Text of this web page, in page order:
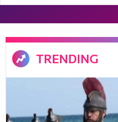
TRENDING